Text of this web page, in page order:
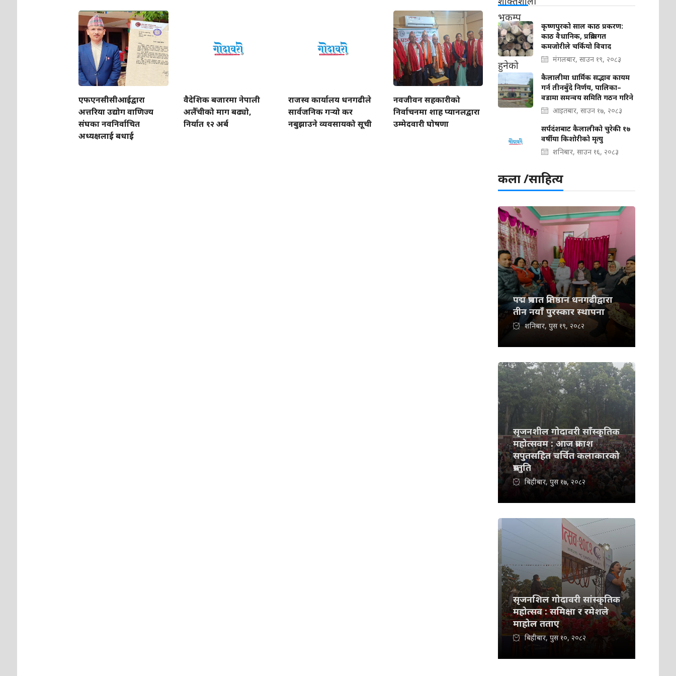
एफएनसीसीआईद्वारा
अत्तरिया उद्योग वाणिज्य
संघका नवनिर्वाचित
अध्यक्षलाई बधाई
वैदेशिक बजारमा नेपाली
अलैँचीको माग बढ्यो,
निर्यात १२ अर्ब
राजस्व कार्यालय धनगढीले
सार्वजनिक गर्‍यो कर
नबुझाउने व्यवसायको सूची
नवजीवन सहकारीको
निर्वाचनमा शाह प्यानलद्वारा
उम्मेदवारी घोषणा
कृष्णपुरको साल काठ प्रकरण:
काठ वैधानिक, प्रक्रियागत
कमजोरीले चर्कियो विवाद
मंगलबार, साउन १९, २०८३
कैलालीमा धार्मिक सद्भाव कायम
गर्न तीनबुँदे निर्णय, पालिका–
वडामा समन्वय समिति गठन गरिने
आइतबार, साउन १७, २०८३
सर्पदंशबाट कैलालीको चुरेकी १७
वर्षीया किशोरीको मृत्यु
शनिबार, साउन १६, २०८३
कला /साहित्य
पद्म प्रभात प्रतिष्ठान धनगढीद्वारा
तीन नयाँ पुरस्कार स्थापना
शनिबार, पुस १९, २०८२
सृजनशील गोदावरी साँस्कृतिक
महोत्सवम : आज प्रकाश
सपुतसहित चर्चित कलाकारको
प्रस्तुति
बिहीबार, पुस १७, २०८२
सृजनशिल गोदावरी सांस्कृतिक
महोत्सव : समिक्षा र रमेशले
माहोल तताए
बिहीबार, पुस १०, २०८२